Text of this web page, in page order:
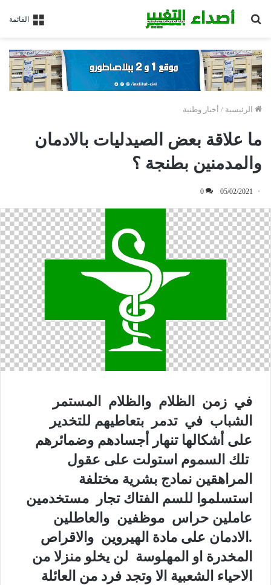
القائمة
الرئيسية / أخبار وطنية
ما علاقة بعض الصيدليات بالادمان
والمدمنين بطنجة ؟
05/02/2021
0
في زمن الظلام والظلام المستمر
الشباب في تدمر بتعاطيهم للتخدير
على أشكالها تنهار أجسادهم وضمائرهم
تلك السموم استولت على عقول
المراهقين نمادج بشرية مختلفة
استسلموا للسم الفتاك تجار مستخدمين
عاملين حراس موظفين والعاطلين
.الادمان على مادة الهيروين والاقراص
المخدرة او المهلوسة لن يخلو منزلا من
الاحياء الشعبية الا وتجد فرد من العائلة